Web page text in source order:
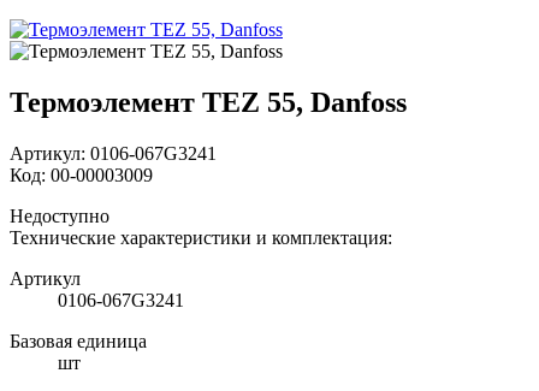
Термоэлемент TEZ 55, Danfoss
Артикул: 0106-067G3241
Код: 00-00003009
Недоступно
Технические характеристики и комплектация:
Артикул
0106-067G3241
Базовая единица
шт